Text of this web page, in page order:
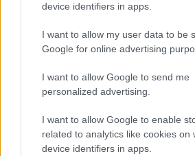
device identifiers in apps.
I want to allow my user data to be
Google for online advertising
I want to allow Google to send me
personalized advertising.
I want to allow Google to enable
related to analytics like cookies on
device identifiers in apps.
δοκιμασίες, οι υποψήφιοι
όρια επίδοσης των
που δεν θα επιτύχουν το
αθλητική δοκιμασία, δεν θα
εξετάζονται.
Τα αποτελέσματα των